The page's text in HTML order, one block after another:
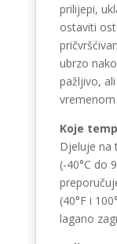
prilijepi,
ostaviti
ubrzo
pažljivo,
Koje
Djeluje na
(-40°C do
(40°F i
lagano